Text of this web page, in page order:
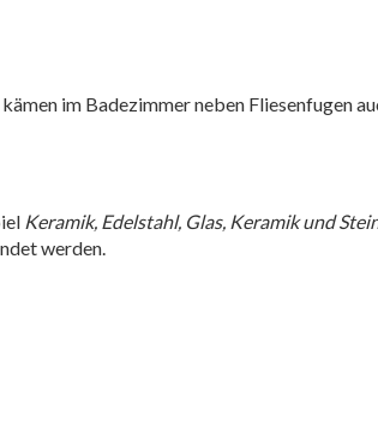
im Badezimmer neben Fliesenfugen
Keramik, Edelstahl, Glas, Keramik und
werden.